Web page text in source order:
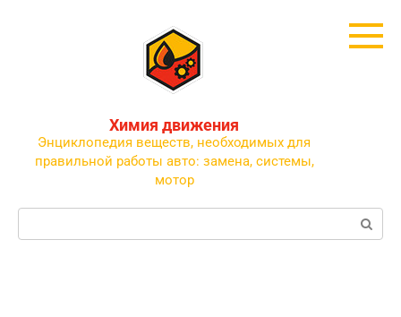
Химия движения
Энциклопедия веществ, необходимых для
правильной работы авто: замена, системы,
мотор
Поиск: